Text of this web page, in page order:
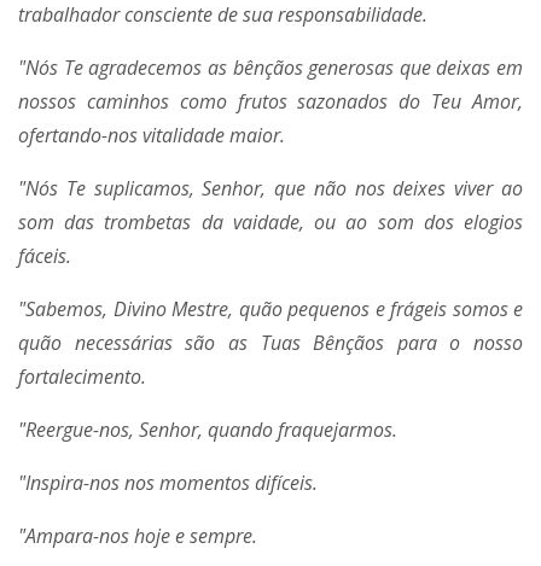
trabalhador consciente de sua responsabilidade.
"Nós Te agradecemos as bênçãos generosas que deixas em
nossos caminhos como frutos sazonados do Teu Amor,
ofertando-nos vitalidade maior.
"Nós Te suplicamos, Senhor, que não nos deixes viver ao
som das trombetas da vaidade, ou ao som dos elogios
fáceis.
"Sabemos, Divino Mestre, quão pequenos e frágeis somos e
quão necessárias são as Tuas Bênçãos para o nosso
fortalecimento.
"Reergue-nos, Senhor, quando fraquejarmos.
"Inspira-nos nos momentos difíceis.
"Ampara-nos hoje e sempre.